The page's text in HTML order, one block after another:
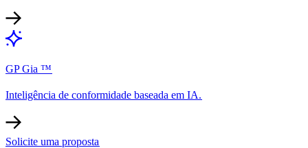
GP Gia ™​​
Inteligência de conformidade baseada em IA.​​
Solicite uma proposta​​